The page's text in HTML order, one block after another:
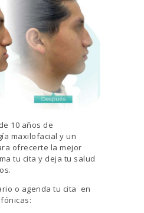
10 años de
maxilofacial y un
ofrecerte la mejor
tu cita y deja tu salud
o agenda tu cita en